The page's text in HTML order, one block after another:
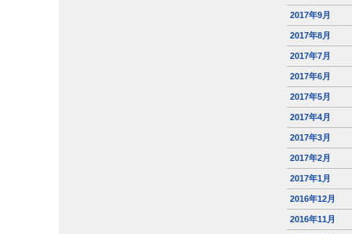
2017年9月
2017年8月
2017年7月
2017年6月
2017年5月
2017年4月
2017年3月
2017年2月
2017年1月
2016年12月
2016年11月